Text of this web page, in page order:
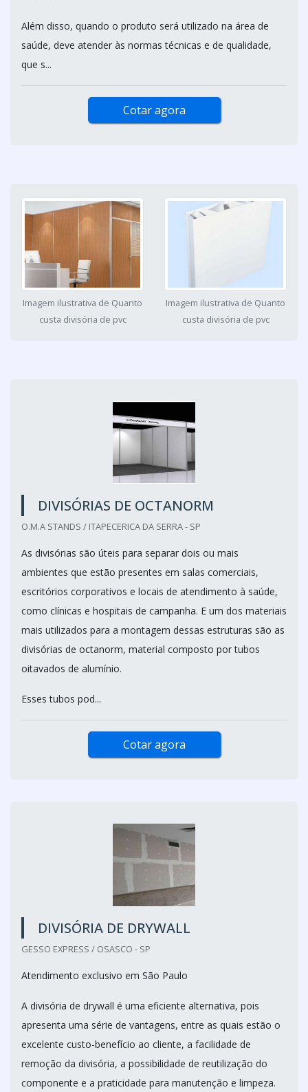
Além disso, quando o produto será utilizado na área de
saúde, deve atender às normas técnicas e de qualidade,
que s...
Cotar agora
Imagem ilustrativa de Quanto
custa divisória de pvc
Imagem ilustrativa de Quanto
custa divisória de pvc
DIVISÓRIAS DE OCTANORM
O.M.A STANDS / ITAPECERICA DA SERRA - SP
As divisórias são úteis para separar dois ou mais
ambientes que estão presentes em salas comerciais,
escritórios corporativos e locais de atendimento à saúde,
como clínicas e hospitais de campanha. E um dos materiais
mais utilizados para a montagem dessas estruturas são as
divisórias de octanorm, material composto por tubos
oitavados de alumínio.
Esses tubos pod...
Cotar agora
DIVISÓRIA DE DRYWALL
GESSO EXPRESS / OSASCO - SP
Atendimento exclusivo em São Paulo
A divisória de drywall é uma eficiente alternativa, pois
apresenta uma série de vantagens, entre as quais estão o
excelente custo-benefício ao cliente, a facilidade de
remoção da divisória, a possibilidade de reutilização do
componente e a praticidade para manutenção e limpeza.